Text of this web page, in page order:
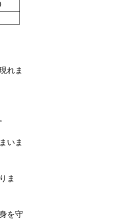
れま
いま
ま
を守